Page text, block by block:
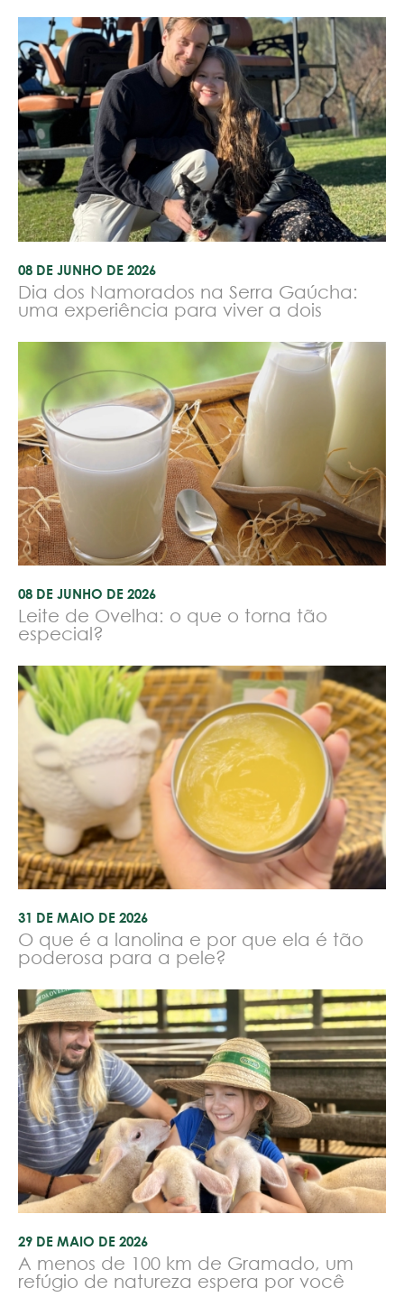
08 DE JUNHO DE 2026
Dia dos Namorados na Serra Gaúcha:
uma experiência para viver a dois
08 DE JUNHO DE 2026
Leite de Ovelha: o que o torna tão
especial?
31 DE MAIO DE 2026
O que é a lanolina e por que ela é tão
poderosa para a pele?
29 DE MAIO DE 2026
A menos de 100 km de Gramado, um
refúgio de natureza espera por você